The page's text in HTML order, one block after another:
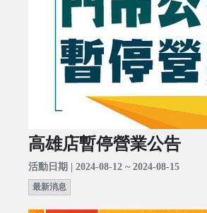
高雄店暫停營業公告
活動日期 | 2024-08-12 ~ 2024-08-15
最新消息